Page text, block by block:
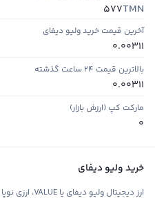
TMN
577
آخرین قیمت خرید ولیو دیفای
0.00311
بالاترین قیمت ۲۴ ساعت گذشته
0.00311
مارکت کپ (ارزش بازار)
0
خرید ولیو دیفای